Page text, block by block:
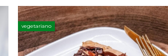
vegetariano
Adicionar
aos
favoritos